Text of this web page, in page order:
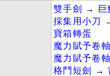
雙手劍 →
採集用小刀
寶箱轉蛋
魔力賦予卷
魔力賦予卷
格鬥短劍
→